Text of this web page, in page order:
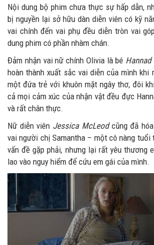
Nội dung bộ phim chưa thực sự hấp dẫn,
bị nguyền lại sở hữu dàn diễn viên có kỹ
vai chính đến vai phụ đều diễn tròn vai
dung phim có phần nhàm chán.
Đảm nhận vai nữ chính Olivia là bé Hannad
hoàn thành xuất sắc vai diễn của mình khi
một đứa trẻ với khuôn mặt ngây thơ, đôi
cả mọi cảm xúc của nhận vật đều đực
và rất chân thực.
Nữ diễn viên Jessica McLeodcũng đã
vai người chị Samantha – một cô nàng tuổi
vấn đề gặp phải, nhưng lại rất yêu thương
lao vào nguy hiểm để cứu em gái của mình.